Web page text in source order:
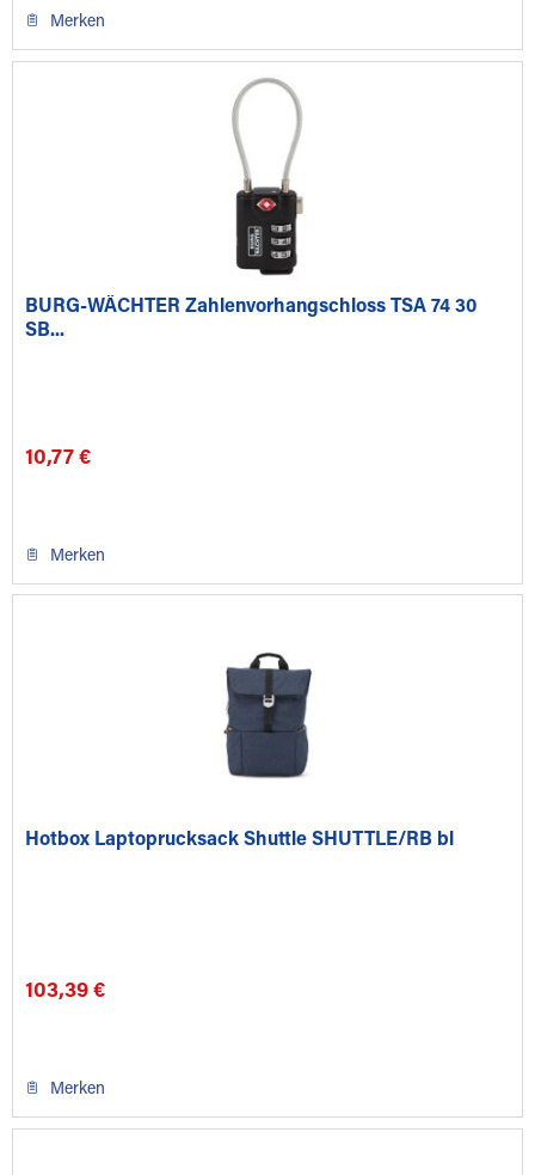
Merken
BURG-WÄCHTER Zahlenvorhangschloss TSA 74 30
SB...
10,77 €
Merken
Hotbox Laptoprucksack Shuttle SHUTTLE/RB bl
103,39 €
Merken